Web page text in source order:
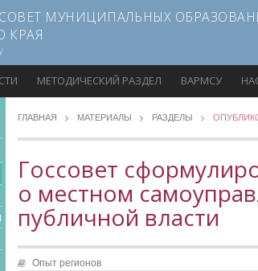
МУНИЦИПАЛЬНЫХ
КРАЯ
МЕТОДИЧЕСКИЙ РАЗДЕЛ ВАРМСУ
ГЛАВНАЯ МАТЕРИАЛЫ РАЗДЕЛЫ
Госсовет
о местном
публичной власти
Опыт регионов